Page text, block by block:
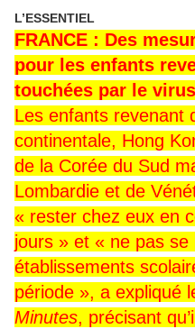
L’ESSENTIEL
FRANCE : Des
pour les enfants
touchées par le virus
Les enfants revenant
continentale, Hong
de la Corée du Sud
Lombardie et de
« rester chez eux en
jours » et « ne pas
établissements
période », a expliqué
Minutes, précisant